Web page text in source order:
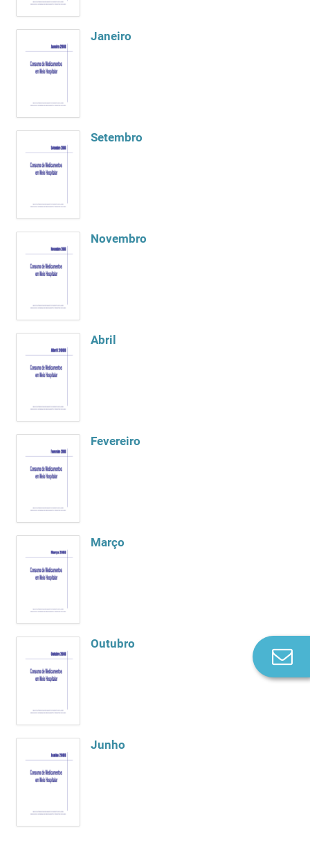
Janeiro
Setembro
Novembro
Abril
Fevereiro
Março
Outubro
Junho